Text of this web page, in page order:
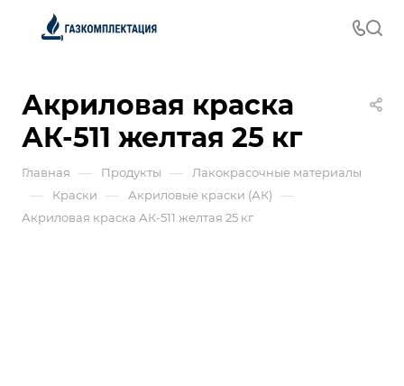
Акриловая краска
АК-511 желтая 25 кг
Главная — Продукты — Лакокрасочные материалы
— Краски — Акриловые краски (АК) —
Акриловая краска АК-511 желтая 25 кг